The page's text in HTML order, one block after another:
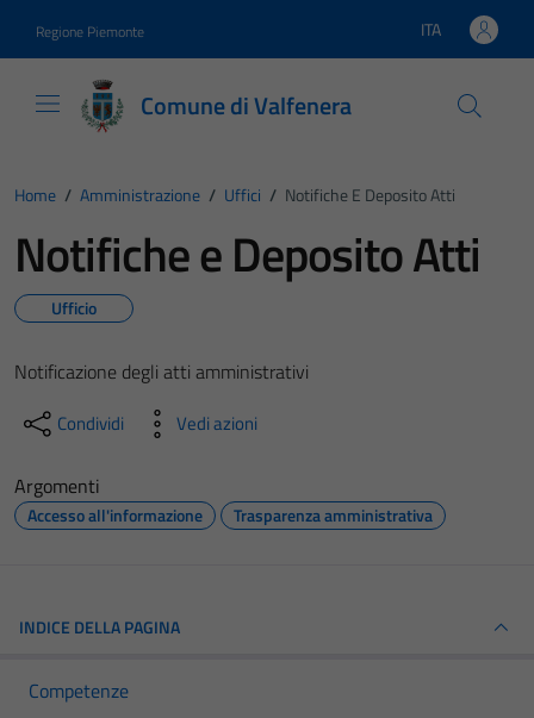
Regione Piemonte Lingua attiva:
ITA
Comune di Valfenera
Home / Amministrazione / Uffici / Notifiche E Deposito Atti
Notifiche e Deposito Atti
Ufficio
Notificazione degli atti amministrativi
Condividi Vedi azioni
Argomenti
Accesso all'informazione Trasparenza amministrativa
INDICE DELLA PAGINA
Competenze